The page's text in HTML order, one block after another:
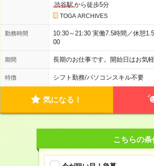
渋谷駅から徒歩5分
TOGA ARCHIVES
勤務時間
10:30～21:30 実働7.5時間／休憩
00
期間 長期のお仕事です。開始日はお気
特徴 シフト勤務/パソコンスキル不要
気になる！
こちらの